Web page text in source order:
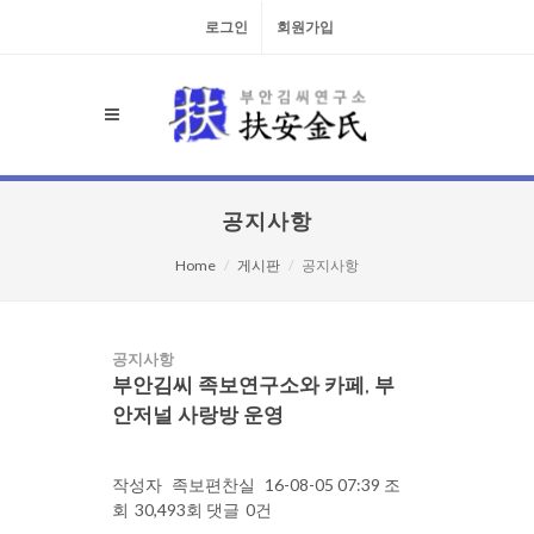
로그인 회원가입
공지사항
Home 게시판 공지사항
공지사항
부안김씨 족보연구소와 카페, 부
안저널 사랑방 운영
작성자 족보편찬실 16-08-05 07:39 조
회 30,493회 댓글 0건